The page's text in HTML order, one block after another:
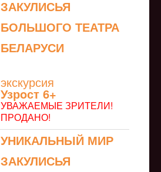
ЗАКУЛИСЬЯ
БОЛЬШОГО ТЕАТРА
БЕЛАРУСИ
экскурсия
Узрoст 6+
УВАЖАЕМЫЕ ЗРИТЕЛИ!
ПРОДАНО!
УНИКАЛЬНЫЙ МИР
ЗАКУЛИСЬЯ